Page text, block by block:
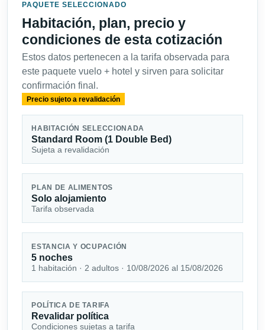
PAQUETE SELECCIONADO
Habitación, plan, precio y
condiciones de esta cotización
Estos datos pertenecen a la tarifa observada para
este paquete vuelo + hotel y sirven para solicitar
confirmación final.
Precio sujeto a revalidación
HABITACIÓN SELECCIONADA
Standard Room (1 Double Bed)
Sujeta a revalidación
PLAN DE ALIMENTOS
Solo alojamiento
Tarifa observada
ESTANCIA Y OCUPACIÓN
5 noches
1 habitación · 2 adultos · 10/08/2026 al 15/08/2026
POLÍTICA DE TARIFA
Revalidar política
Condiciones sujetas a tarifa